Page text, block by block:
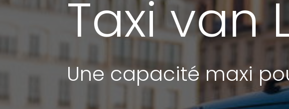
Taxi van
Une capacité maxi